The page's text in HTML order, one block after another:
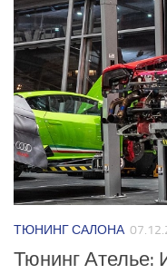
ТЮНИНГ САЛОНА
Тюнинг Ателье: